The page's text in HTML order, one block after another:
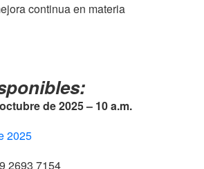
continua en materia
de 2025 – 10 a.m.
2025
2693 7154